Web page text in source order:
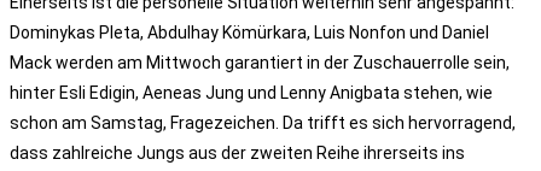
Dominykas Pleta, Abdulhay Kömürkara, Luis Nonfon und Daniel
Mack werden am Mittwoch garantiert in der Zuschauerrolle sein,
hinter Esli Edigin, Aeneas Jung und Lenny Anigbata stehen, wie
schon am Samstag, Fragezeichen. Da trifft es sich hervorragend,
dass zahlreiche Jungs aus der zweiten Reihe ihrerseits ins